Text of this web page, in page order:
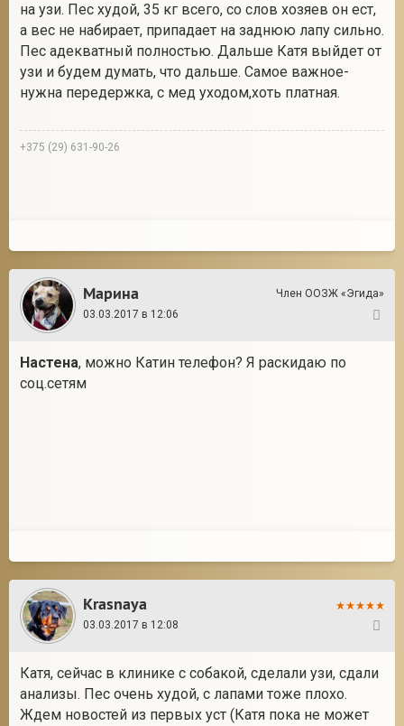
на узи. Пес худой, 35 кг всего, со слов хозяев он ест,
а вес не набирает, припадает на заднюю лапу сильно.
Пес адекватный полностью. Дальше Катя выйдет от
узи и будем думать, что дальше. Самое важное-
нужна передержка, с мед уходом,хоть платная.
+375 (29) 631-90-26
Марина
Член ООЗЖ «Эгида»
03.03.2017 в 12:06
Настена, можно Катин телефон? Я раскидаю по
соц.сетям
Krasnaya
03.03.2017 в 12:08
Катя, сейчас в клинике с собакой, сделали узи, сдали
анализы. Пес очень худой, с лапами тоже плохо.
Ждем новостей из первых уст (Катя пока не может